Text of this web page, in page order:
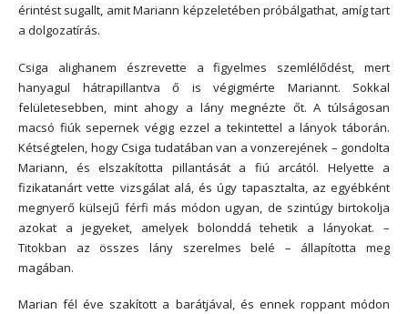
érintést sugallt, amit Mariann képzeletében próbálgathat, amíg tart
a dolgozatírás.
Csiga alighanem észrevette a figyelmes szemlélődést, mert
hanyagul hátrapillantva ő is végigmérte Mariannt. Sokkal
felületesebben, mint ahogy a lány megnézte őt. A túlságosan
macsó fiúk sepernek végig ezzel a tekintettel a lányok táborán.
Kétségtelen, hogy Csiga tudatában van a vonzerejének – gondolta
Mariann, és elszakította pillantását a fiú arcától. Helyette a
fizikatanárt vette vizsgálat alá, és úgy tapasztalta, az egyébként
megnyerő külsejű férfi más módon ugyan, de szintúgy birtokolja
azokat a jegyeket, amelyek bolonddá tehetik a lányokat. –
Titokban az összes lány szerelmes belé – állapította meg
magában.
Marian fél éve szakított a barátjával, és ennek roppant módon